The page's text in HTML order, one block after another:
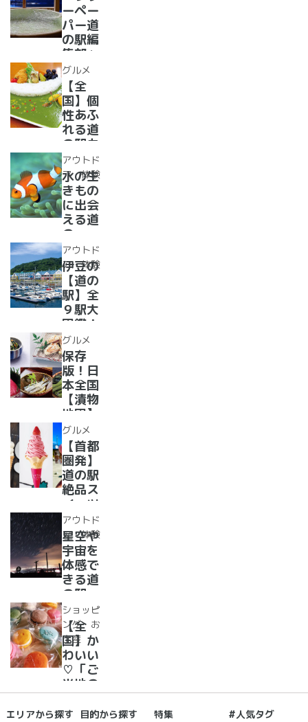
年最新
情報】
フリー
ペーパ
ー道の
駅読者
が選ん
だ道の
駅ラン
キング
【最
新】
ーペー
パー道
の駅編
集部」
イチオ
シ！お
風呂の
ある道
の駅
16
選！あ
った
か、湯
ったり
道の駅
グルメ
【全
国】個
性あふ
れる道
の駅カ
レー大
集合！
道の駅
で食べ
られる
人気ダ
ムカレ
ー28
選
アウトド
ア・体験
水の生
きもの
に出会
える道
の
駅??〜
水族館
がある
道の駅
１０
選〜
【全
国】
アウトド
ア・体験
伊豆の
【道の
駅】全
９駅大
図鑑！
2022
年最新
グル
メ・お
土産を
まとめ
てご紹
介！＋
愛犬の
駅
グルメ
保存
版！日
本全国
【漬物
地図】
付き！
道の駅
で「ご
当地お
漬物」
めぐり
グルメ
【首都
圏発】
道の駅
絶品ス
イーツ
37
選！人
気のソ
フトク
リー
ム・ジ
ェラー
ト大集
合！
アウトド
ア・体験
星空や
宇宙を
体感で
きる道
の駅
道の駅
で夜空
に癒さ
れ/星
に願い
☆彡
ショッピ
ング・お
土産
【全
国】か
わいい
♡「ご
当地の
お土
産」が
エリアから探す 目的から探す 特集 #人気タグ